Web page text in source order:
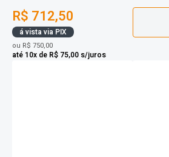
R$ 712,50
á vista via PIX
ou R$ 750,00
até 10x de R$ 75,00 s/juros